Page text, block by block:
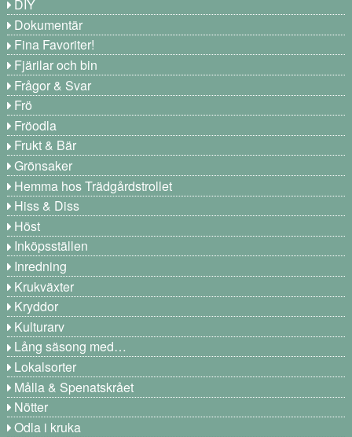
DIY
Dokumentär
Fina Favoriter!
Fjärilar och bin
Frågor & Svar
Frö
Fröodla
Frukt & Bär
Grönsaker
Hemma hos Trädgårdstrollet
Hiss & Diss
Höst
Inköpsställen
Inredning
Krukväxter
Kryddor
Kulturarv
Lång säsong med…
Lokalsorter
Målla & Spenatskrået
Nötter
Odla i kruka